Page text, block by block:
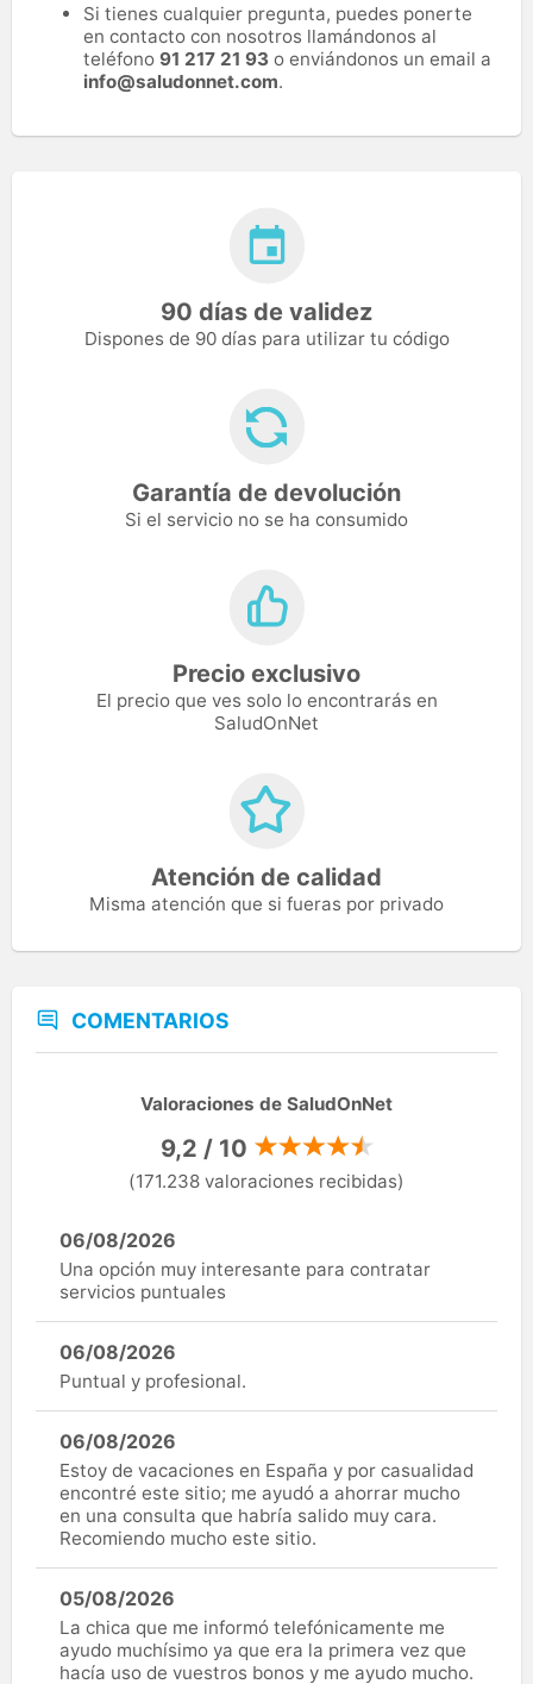
Si tienes cualquier pregunta, puedes ponerte
en contacto con nosotros llamándonos al
teléfono 91 217 21 93 o enviándonos un email a
info@saludonnet.com.
90 días de validez
Dispones de 90 días para utilizar tu código
Garantía de devolución
Si el servicio no se ha consumido
Precio exclusivo
El precio que ves solo lo encontrarás en
SaludOnNet
Atención de calidad
Misma atención que si fueras por privado
COMENTARIOS
Valoraciones de SaludOnNet
9,2 / 10
(171.238 valoraciones recibidas)
06/08/2026
Una opción muy interesante para contratar
servicios puntuales
06/08/2026
Puntual y profesional.
06/08/2026
Estoy de vacaciones en España y por casualidad
encontré este sitio; me ayudó a ahorrar mucho
en una consulta que habría salido muy cara.
Recomiendo mucho este sitio.
05/08/2026
La chica que me informó telefónicamente me
ayudo muchísimo ya que era la primera vez que
hacía uso de vuestros bonos y me ayudo mucho.